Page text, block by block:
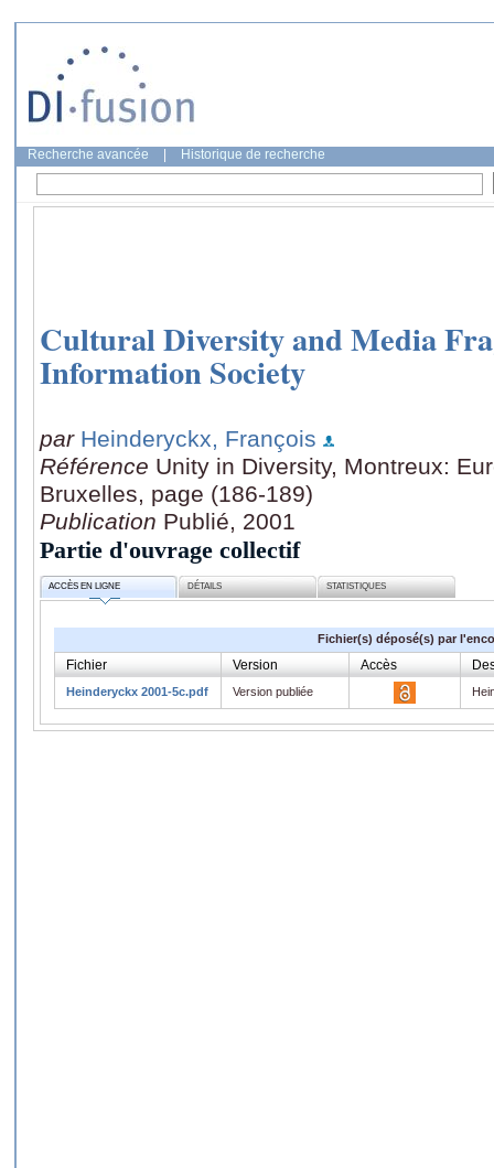
Recherche avancée Historique de recherche
Cultural Diversity and Media
Information Society
par Heinderyckx, François
Référence Unity in Diversity, Montreux:
Bruxelles, page (186-189)
Publication Publié, 2001
Partie d'ouvrage collectif
ACCÈS EN LIGNE DÉTAILS STATISTIQUES
Fichier(s) déposé(s) par
Fichier Version Accès
Heinderyckx 2001-5c.pdf Version publiée